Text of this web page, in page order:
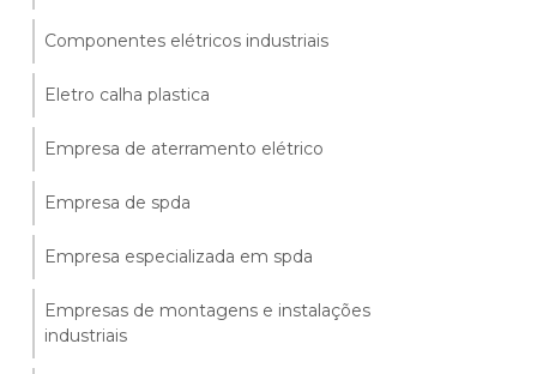
Componentes elétricos industriais
Eletro calha plastica
Empresa de aterramento elétrico
Empresa de spda
Empresa especializada em spda
Empresas de montagens e instalações
industriais